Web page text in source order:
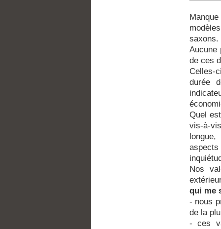
saxons.
Aucune
de ces
Celles-
durée
Quel
vis-à-
Nos
qui me
- nous
de la
- ces